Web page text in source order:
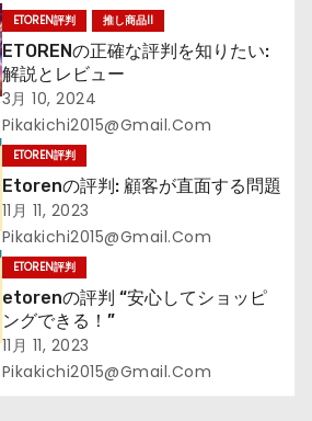
ETOREN評判 推し商品II
ETORENの正確な評判を知りたい:
解説とレビュー
3月 10, 2024
Pikakichi2015@gmail.com
ETOREN評判
Etorenの評判: 顧客が直面する問題
11月 11, 2023
Pikakichi2015@gmail.com
ETOREN評判
etorenの評判 “安心してショッピ
ングできる！”
11月 11, 2023
Pikakichi2015@gmail.com